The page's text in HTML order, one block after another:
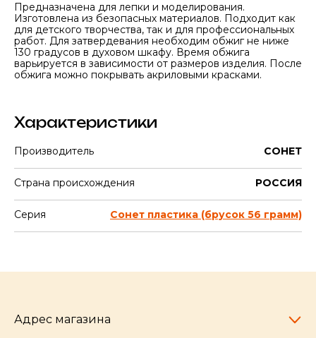
Предназначена для лепки и моделирования.
Изготовлена из безопасных материалов. Подходит как
для детского творчества, так и для профессиональных
работ. Для затвердевания необходим обжиг не ниже
130 градусов в духовом шкафу. Время обжига
варьируется в зависимости от размеров изделия. После
обжига можно покрывать акриловыми красками.
Характеристики
Производитель СОНЕТ
Страна происхождения РОССИЯ
Серия Сонет пластика (брусок 56 грамм)
Адрес магазина